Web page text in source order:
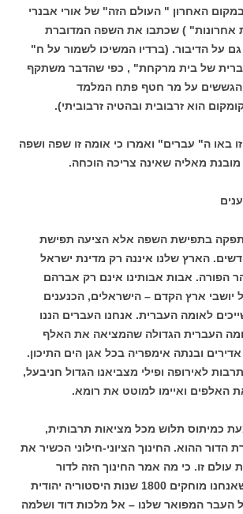
במקום האחרון " העולם הזה" של אורי אבנרי
אחרונות" ) שכתבו את השפה המדוברת
על הדיבור. (ברדיו המשיכו לשמור על ח"
עברית של בית מרקחת" , כפי שהדבר משתקף
הגששים על מר חטף פתח המלמד
הוא זרבובית ובהטיה זרבוביתי).
באו ה" עברים" ואמרו כי אומה זו שפה ושפה
מאליה שאינה צריכה הוכחה.
בתפישת השפה אלא הציעה תפישת
הארץ שלנו איננה רק מדינת ישראל
הפורה. אבות אבותינו אינם רק אברהם
יושבי ארץ הקדם – הישראלים, הכנענים
לאומה העברית. אנחנו העברים הננו
העברית הגדולה שהמציאה את האלף
ובנתה אימפריה בכל אגן הים התיכון.
לאירופה ופילי מצביאנו הגדול חניבעל,
האלפים ואיימו למוטט את רומא.
כמיתוס תלוש מכל מציאות תרבותית,
הדור ההוא. החינוך הציוני-חילוני הכשיר את
עולם זו. כי מה אמר החינוך הזה לדור
הצעיר? הוא אמר שאנחנו מוחקים 1800 שנות היסטוריה יהודית
העבר המפואר שלנו – אל מלכות דוד ושלמה